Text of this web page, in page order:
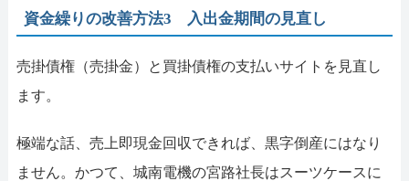
資金繰りの改善方法3 入出金期間の見直し
売掛債権（売掛金）と買掛債権の支払いサイトを見直し
ます。
極端な話、売上即現金回収できれば、黒字倒産にはなり
ません。かつて、城南電機の宮路社長はスーツケースに